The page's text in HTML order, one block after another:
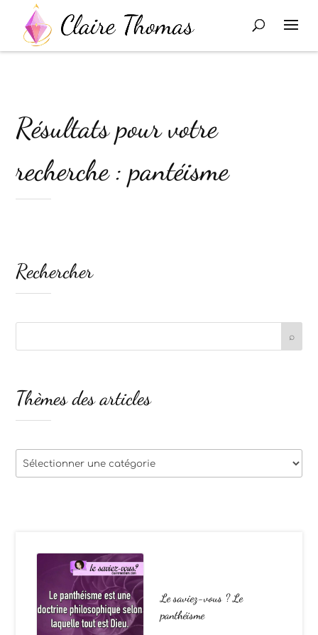
Résultats pour votre
recherche : pantéisme
Le saviez-vous ? Le
panthéisme
Rechercher
Thèmes des articles
Thèmes
des